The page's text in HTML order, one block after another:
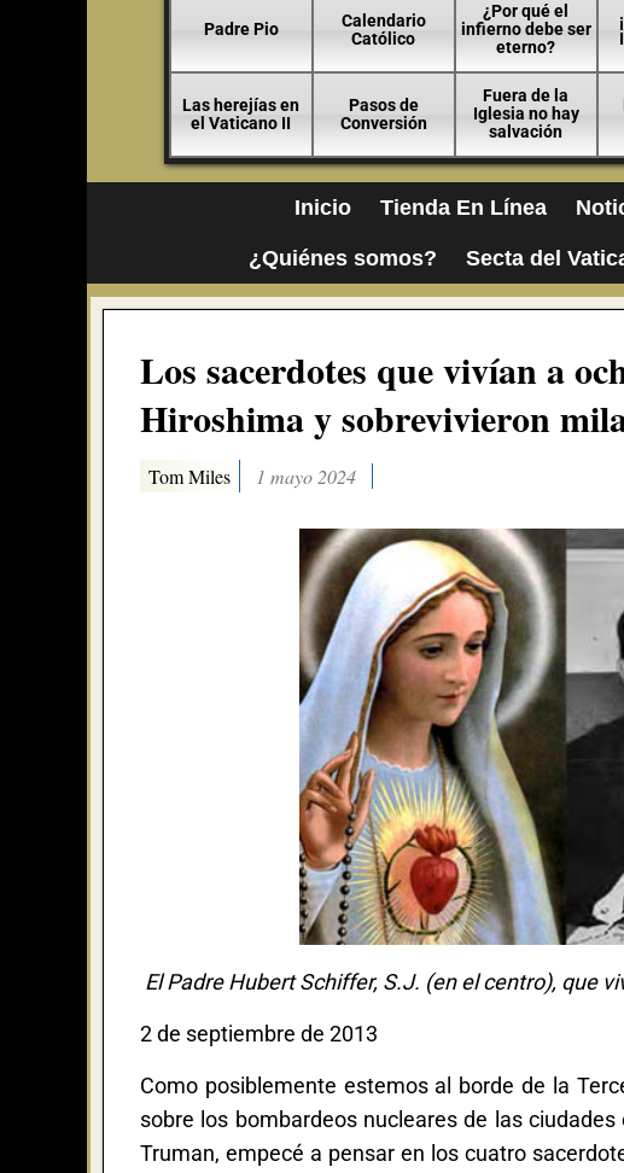
Padre Pio
Calendario
Católico
¿Por qué el
infierno debe ser
eterno?
Las herejías en
el Vaticano II
Pasos de
Conversión
Fuera de la
Iglesia no hay
salvación
Inicio Tienda En Línea
¿Quiénes somos? Secta del
Los sacerdotes que vivían a
Hiroshima y sobrevivieron
Tom Miles 1 mayo 2024
El Padre Hubert Schiffer, S.J. (en el centro), que
2 de septiembre de 2013
Como posiblemente estemos al borde de la
sobre los bombardeos nucleares de las
Truman, empecé a pensar en los cuatro